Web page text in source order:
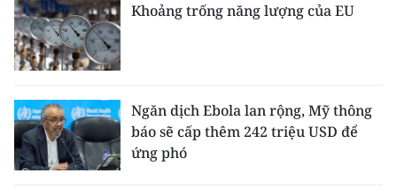
NHÂN DÂN CUỐI TUẦN
NHÂN DÂN HẰNG THÁNG
MUA BÁO
ĐỌC BÁO IN
Khoảng trống năng lượng của EU
Ngăn dịch Ebola lan rộng, Mỹ thông
báo sẽ cấp thêm 242 triệu USD để
ứng phó